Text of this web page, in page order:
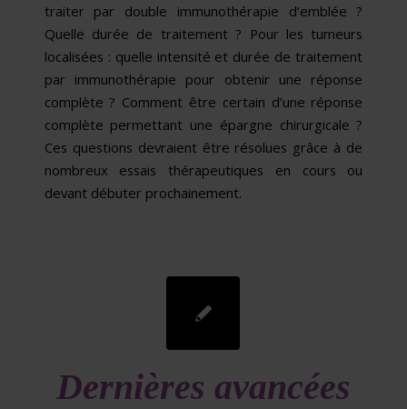
traiter par double immunothérapie d’emblée ?
Quelle durée de traitement ? Pour les tumeurs
localisées : quelle intensité et durée de traitement
par immunothérapie pour obtenir une réponse
complète ? Comment être certain d’une réponse
complète permettant une épargne chirurgicale ?
Ces questions devraient être résolues grâce à de
nombreux essais thérapeutiques en cours ou
devant débuter prochainement.
Dernières avancées